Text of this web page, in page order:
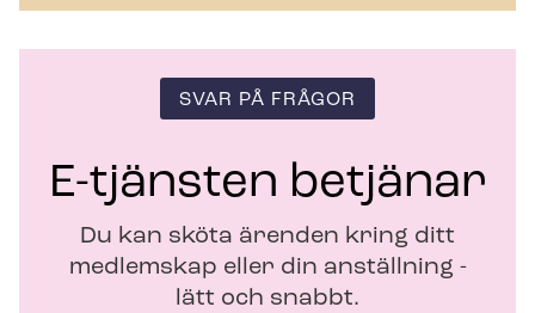
t
e
r
SVAR PÅ FRÅGOR
E-tjänsten betjänar
Du kan sköta ärenden kring ditt
medlemskap eller din anställning -
lätt och snabbt.